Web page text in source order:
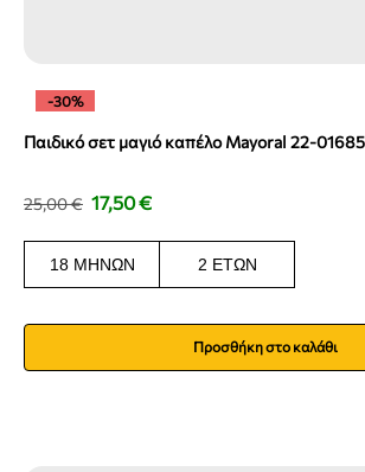
-30%
Παιδικό σετ μαγιό καπέλο Mayoral 22-
25,00€ 17,50€
18 ΜΗΝΏΝ 2 ΕΤΏΝ
Προσθήκη στο καλάθι